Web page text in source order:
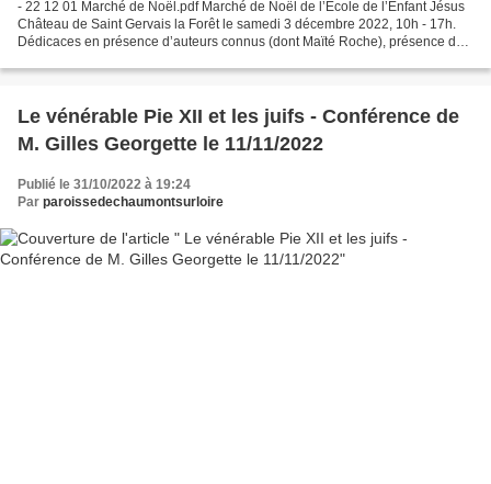
- 22 12 01 Marché de Noël.pdf Marché de Noël de l’Ecole de l’Enfant Jésus
Château de Saint Gervais la Forêt le samedi 3 décembre 2022, 10h - 17h.
Dédicaces en présence d’auteurs connus (dont Maïté Roche), présence de
Le vénérable Pie XII et les juifs - Conférence de
M. Gilles Georgette le 11/11/2022
Publié le 31/10/2022 à 19:24
Par paroissedechaumontsurloire